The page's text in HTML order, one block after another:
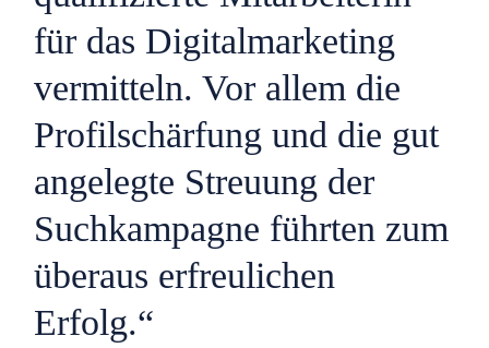
für das Digitalmarketing
vermitteln. Vor allem die
Profilschärfung und die gut
angelegte Streuung der
Suchkampagne führten zum
überaus erfreulichen
Erfolg.“